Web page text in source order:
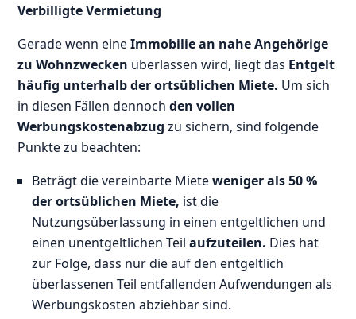
Verbilligte Vermietung
Gerade wenn eineImmobilie an nahe Angehörige
zu Wohnzwecken überlassen wird, liegt das Entgelt
häufig unterhalb der ortsüblichen Miete. Um sich
in diesen Fällen dennochden vollen
Werbungskostenabzug zu sichern, sind folgende
Punkte zu beachten:
Beträgt die vereinbarte Mieteweniger als 50 %
der ortsüblichen Miete, ist die
Nutzungsüberlassung in einen entgeltlichen und
einen unentgeltlichen Teilaufzuteilen. Dies hat
zur Folge, dass nur die auf den entgeltlich
überlassenen Teil entfallenden Aufwendungen als
Werbungskosten abziehbar sind.